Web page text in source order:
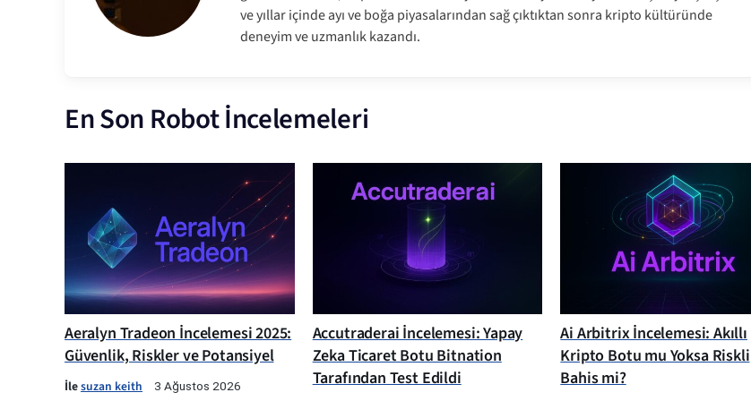
ve yıllar içinde ayı ve boğa piyasalarından sağ çıktıktan sonra kripto kültüründe
deneyim ve uzmanlık kazandı.
En Son Robot İncelemeleri
Aeralyn Tradeon İncelemesi 2025:
Güvenlik, Riskler ve Potansiyel
İlesuzan keith 3 Ağustos 2026
Accutraderai İncelemesi: Yapay
Zeka Ticaret Botu Bitnation
Tarafından Test Edildi
Ai Arbitrix İncelemesi: Akıllı
Kripto Botu mu Yoksa Riskli
Bahis mi?